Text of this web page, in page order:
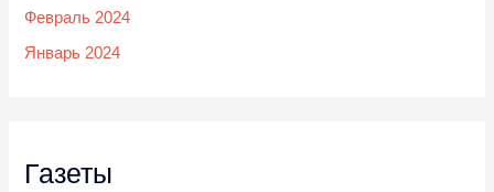
Февраль 2024
Январь 2024
Газеты